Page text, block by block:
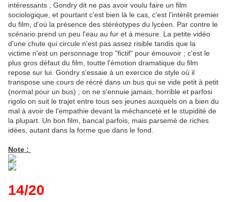
intéressants ; Gondry dit ne pas avoir voulu faire un film
sociologique, et pourtant c'est bien là le cas, c'est l'intérêt premier
du film, d'où la présence des stéréotypes du lycéen. Par contre le
scénario prend un peu l'eau au fur et à mesure. La petite vidéo
d'une chute qui circule n'est pas assez risible tandis que la
victime n'est un personnage trop "fictif" pour émouvoir ; c'est le
plus gros défaut du film, toutte l'émotion dramatique du film
repose sur lui. Gondry s'essaie à un exercice de style où il
transpose une cours de récré dans un bus qui se vide petit à petit
(normal pour un bus) ; on ne s'ennuie jamais, horrible et parfosi
rigolo on suit le trajet entre tous ses jeunes auxquels on a bien du
mal à avoir de l'empathie devant la méchanceté et le stupidité de
la plupart. Un bon film, bancal parfois, mais parsemé de riches
idées, autant dans la forme que dans le fond.
Note :
14/20